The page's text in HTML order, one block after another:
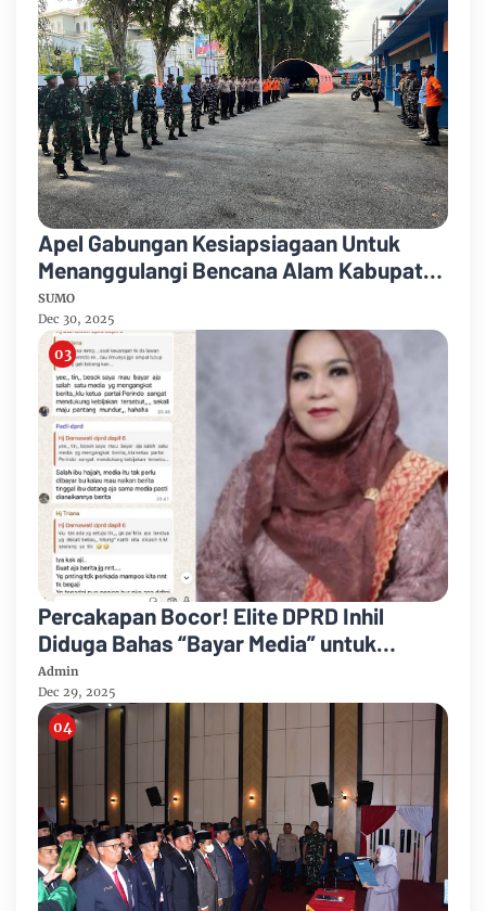
Apel Gabungan Kesiapsiagaan Untuk
Menanggulangi Bencana Alam Kabupaten
Bengkalis
SUMO
Dec 30, 2025
Percakapan Bocor! Elite DPRD Inhil
Diduga Bahas “Bayar Media” untuk
Dukung Kebijakan
Admin
Dec 29, 2025